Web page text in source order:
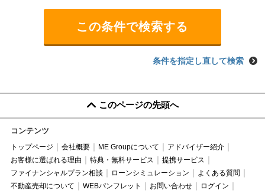
条件を指定し直して検索
このページの先頭へ
コンテンツ
トップページ 会社概要 ME Groupについて
アドバイザー紹介
お客様に選ばれる理由
特典・無料サービス
提携サービス
ファイナンシャルプラン相談
ローンシミュレーション
よくある質問
不動産売却について
WEBパンフレット お問い合わせ
ログイン